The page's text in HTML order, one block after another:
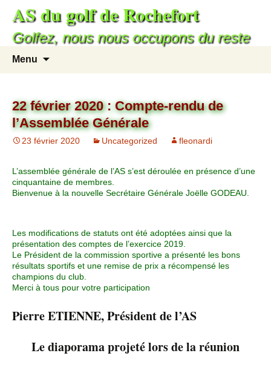
AS du golf de Rochefort
Golfez, nous nous occupons du reste
Menu
22 février 2020 : Compte-rendu de
l’Assemblée Générale
23 février 2020 Uncategorized fleonardi
L’assemblée générale de l’AS s’est déroulée en présence d’une
cinquantaine de membres.
Bienvenue à la nouvelle Secrétaire Générale Joëlle GODEAU.
Les modifications de statuts ont été adoptées ainsi que la
présentation des comptes de l’exercice 2019.
Le Président de la commission sportive a présenté les bons
résultats sportifs et une remise de prix a récompensé les
champions du club.
Merci à tous pour votre participation
Pierre ETIENNE, Président de l’AS
Le diaporama projeté lors de la réunion